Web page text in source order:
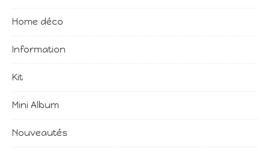
Home déco
Information
Kit
Mini Album
Nouveautés